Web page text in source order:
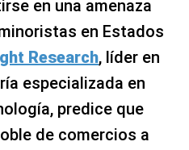
en una amenaza
en Estados
Research, líder en
especializada en
predice que
de comercios a